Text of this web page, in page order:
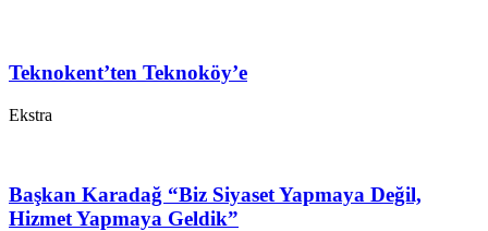
Teknokent’ten Teknoköy’e
Ekstra
Başkan Karadağ “Biz Siyaset Yapmaya Değil,
Hizmet Yapmaya Geldik”